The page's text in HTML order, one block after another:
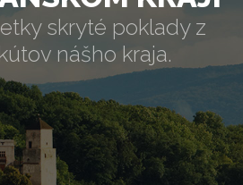
skryté poklady z
nášho kraja.